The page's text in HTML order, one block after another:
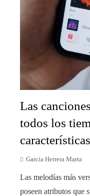
Las
todos los
características
García Herrera Marta
Las melodías más
poseen atributos que